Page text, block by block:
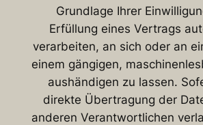
Grundlage Ihrer
Erfüllung eines Vertrags
verarbeiten, an sich oder an
einem gängigen,
aushändigen zu lassen.
direkte Übertragung der
anderen Verantwortlichen